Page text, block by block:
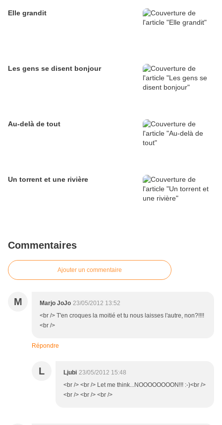
Elle grandit
Les gens se disent bonjour
Au-delà de tout
Un torrent et une rivière
Commentaires
Ajouter un commentaire
M Marjo JoJo 23/05/2012 13:52
<br /> T'en croques la moitié et tu nous laisses l'autre, non?!!!!
<br />
Répondre
L Ljubi 23/05/2012 15:48
<br /> <br /> Let me think...NOOOOOOOON!!! :-)<br />
<br /> <br /> <br />